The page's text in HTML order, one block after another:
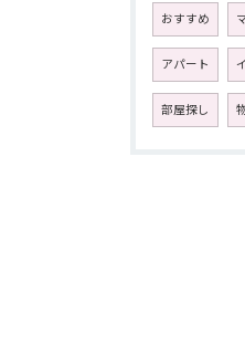
おすすめ
アパート
部屋探し